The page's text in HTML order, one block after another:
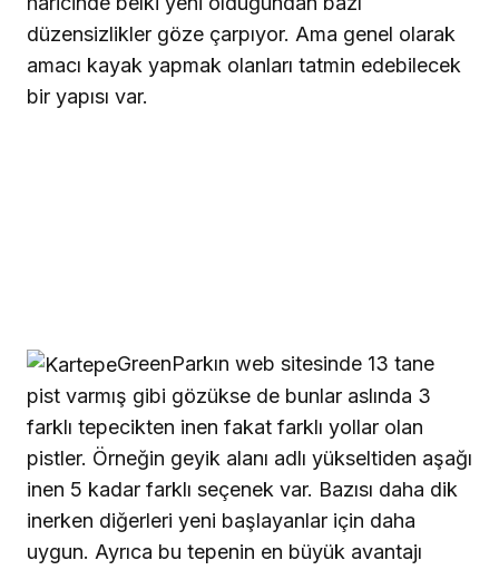
düzensizlikler göze çarpıyor. Ama genel olarak
amacı kayak yapmak olanları tatmin edebilecek
bir yapısı var.
GreenParkın web sitesinde 13 tane
pist varmış gibi gözükse de bunlar aslında 3
farklı tepecikten inen fakat farklı yollar olan
pistler. Örneğin geyik alanı adlı yükseltiden aşağı
inen 5 kadar farklı seçenek var. Bazısı daha dik
inerken diğerleri yeni başlayanlar için daha
uygun. Ayrıca bu tepenin en büyük avantajı